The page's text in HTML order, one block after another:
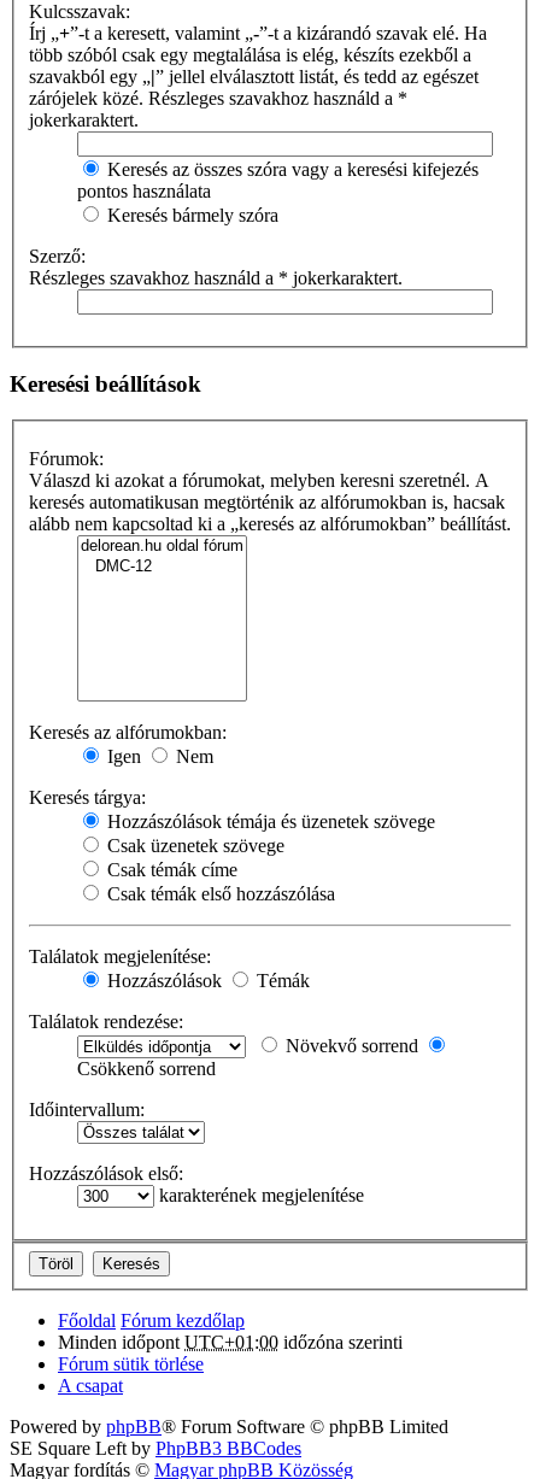
Kulcsszavak:
Írj „+”-t a keresett, valamint „-”-t a kizárandó szavak elé. Ha
több szóból csak egy megtalálása is elég, készíts ezekből a
szavakból egy „|” jellel elválasztott listát, és tedd az egészet
zárójelek közé. Részleges szavakhoz használd a *
jokerkaraktert.
Keresés az összes szóra vagy a keresési kifejezés
pontos használata
Keresés bármely szóra
Szerző:
Részleges szavakhoz használd a * jokerkaraktert.
Keresési beállítások
Fórumok:
Válaszd ki azokat a fórumokat, melyben keresni szeretnél. A
keresés automatikusan megtörténik az alfórumokban is, hacsak
alább nem kapcsoltad ki a „keresés az alfórumokban” beállítást.
Keresés az alfórumokban:
Igen
Nem
Keresés tárgya:
Hozzászólások témája és üzenetek szövege
Csak üzenetek szövege
Csak témák címe
Csak témák első hozzászólása
Találatok megjelenítése:
Hozzászólások
Témák
Találatok rendezése:
Növekvő sorrend
Csökkenő sorrend
Időintervallum:
Hozzászólások első:
karakterének megjelenítése
Főoldal Fórum kezdőlap
Minden időpont UTC+01:00 időzóna szerinti
Fórum sütik törlése
A csapat
Powered by phpBB® Forum Software © phpBB Limited
SE Square Left by PhpBB3 BBCodes
Magyar fordítás © Magyar phpBB Közösség